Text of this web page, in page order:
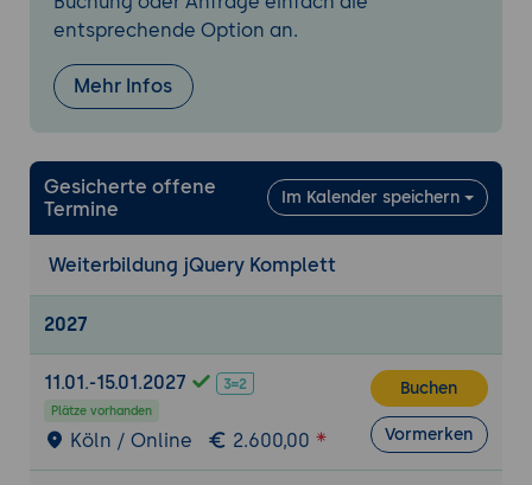
unobtrusive Techniken
Überblick
Selektoren für Formularelemente
Erfassen und Validieren von
Benutzereingaben
Serialisierung von Formulardaten
Animationen mit jQuery
Vordefinierte Effekte wie fadeIn(),
slideUp(), toggle()
Erstellung individueller Animationen mit
.animate()
Unterschiede zwischen JavaScript- und
entsprechende Option an.
Mehr Infos
Gesicherte offene
Termine
Im Kalender speichern
Weiterbildung jQuery Komplett
2027
11.01.-15.01.2027
Plätze vorhanden
Köln / Online 2.600,00
Buchen
Vormerken